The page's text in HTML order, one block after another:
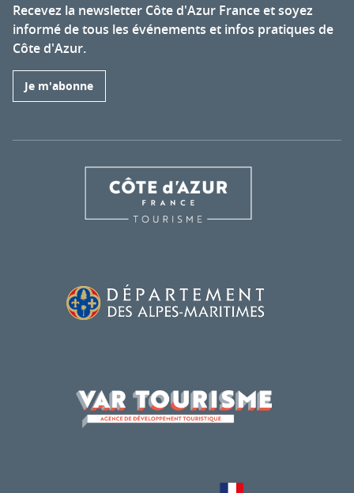
Recevez la newsletter Côte d'Azur France et soyez
informé de tous les événements et infos pratiques de
Côte d'Azur.
Je m'abonne